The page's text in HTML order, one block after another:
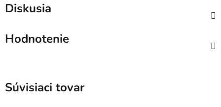
Diskusia
Hodnotenie
Súvisiaci tovar